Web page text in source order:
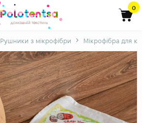
0
Рушники з мікрофібри Мікрофібра для